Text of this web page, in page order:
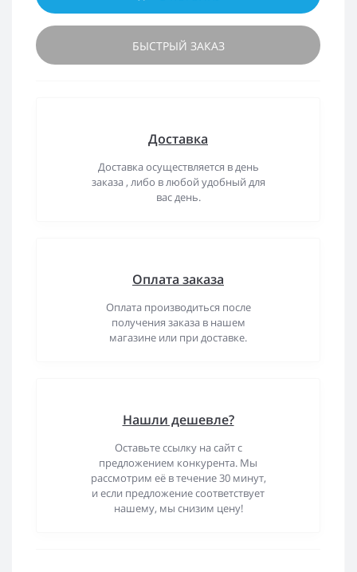
БЫСТРЫЙ ЗАКАЗ
Доставка
Доставка осуществляется в день
заказа , либо в любой удобный для
вас день.
Оплата заказа
Оплата производиться после
получения заказа в нашем
магазине или при доставке.
Нашли дешевле?
Оставьте ссылку на сайт с
предложением конкурента. Мы
рассмотрим её в течение 30 минут,
и если предложение соответствует
нашему, мы снизим цену!